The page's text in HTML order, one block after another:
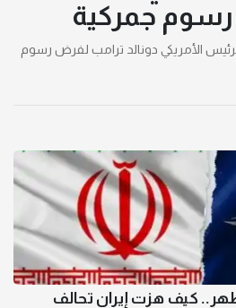
جمركية
الأمريكي دونالد ترامب لفرض رسوم
كيف هزت إيران تحالف